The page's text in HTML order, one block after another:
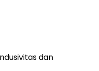
dan